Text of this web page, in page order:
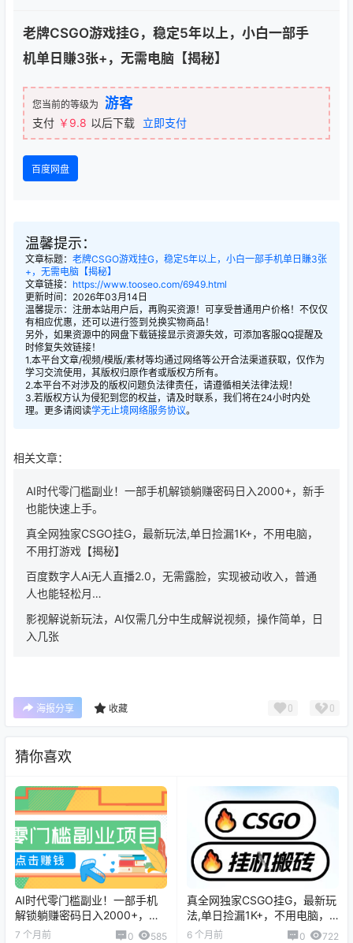
老牌CSGO游戏挂G，稳定5年以上，小白一部手
机单日賺3张+，无需电脑【揭秘】
您当前的等级为 游客
支付 ￥9.8 以后下载 立即支付
百度网盘
温馨提示：
文章标题： 老牌CSGO游戏挂G，稳定5年以上，小白一部手机单日賺3张
+，无需电脑【揭秘】
文章链接： https://www.tooseo.com/6949.html
更新时间：2026年03月14日
温馨提示：注册本站用户后，再购买资源！可享受普通用户价格！不仅仅
有相应优惠，还可以进行签到兑换实物商品！
另外，如果资源中的网盘下载链接显示资源失效，可添加客服QQ提醒及
时修复失效链接！
1.本平台文章/视频/模版/素材等均通过网络等公开合法渠道获取，仅作为
学习交流使用，其版权归原作者或版权方所有。
2.本平台不对涉及的版权问题负法律责任，请遵循相关法律法规！
3.若版权方认为侵犯到您的权益，请及时联系，我们将在24小时内处
理。更多请阅读学无止境网络服务协议。
相关文章：
AI时代零门槛副业！一部手机解锁躺赚密码日入2000+，新手
也能快速上手。
真全网独家CSGO挂G，最新玩法,单日捡漏1K+，不用电脑，
不用打游戏【揭秘】
百度数字人Ai无人直播2.0，无需露脸，实现被动收入，普通
人也能轻松月…
影视解说新玩法，AI仅需几分中生成解说视频，操作简单，日
入几张
海报分享 收藏 0 0
猜你喜欢
AI时代零门槛副业！一部手机
解锁躺赚密码日入2000+，新
手也能快速上手。
7 个月前 0 585
真全网独家CSGO挂G，最新玩
法,单日捡漏1K+，不用电脑，
不用打游戏【揭秘】
6 个月前 0 722